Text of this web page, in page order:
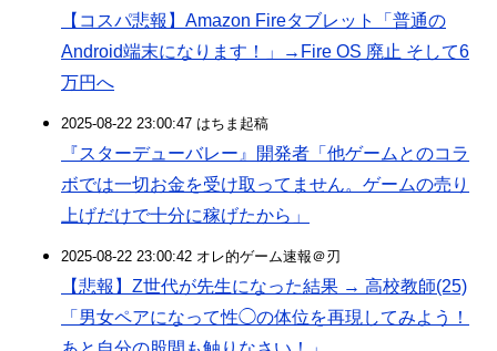
【コスパ悲報】Amazon Fireタブレット「普通の
Android端末になります！」→Fire OS 廃止 そして6
万円へ
2025-08-22 23:00:47 はちま起稿
『スターデューバレー』開発者「他ゲームとのコラ
ボでは一切お金を受け取ってません。ゲームの売り
上げだけで十分に稼げたから」
2025-08-22 23:00:42 オレ的ゲーム速報＠刃
【悲報】Z世代が先生になった結果 → 高校教師(25)
「男女ペアになって性◯の体位を再現してみよう！